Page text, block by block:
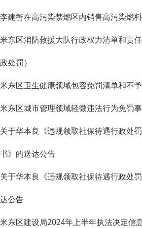
李建智在高污染禁燃区内销售高污染燃
米东区消防救援大队行政权力清单和责
政处罚）
米东区卫生健康领域包容免罚清单和不
米东区城市管理领域轻微违法行为免罚
关于华本良《违规领取社保待遇行政处
书》的送达公告
关于华本良《违规领取社保待遇行政处
达公告
米东区建设局2024年上半年执法决定信